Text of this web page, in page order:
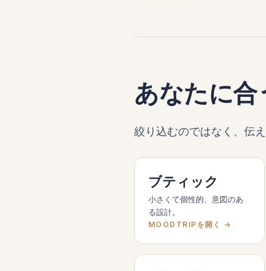
あなたに合
絞り込むのではなく、伝
ブティック
小さくて個性的、意図のあ
る設計。
MOODTRIPを開く →